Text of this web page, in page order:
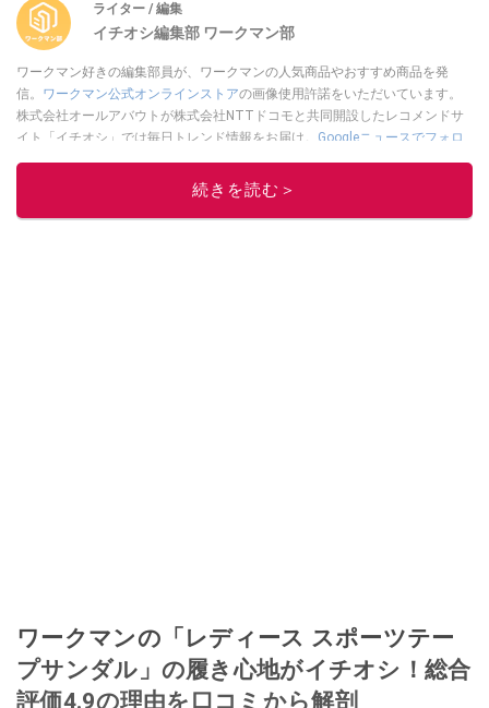
ライター / 編集
イチオシ編集部 ワークマン部
ワークマン好きの編集部員が、ワークマンの人気商品やおすすめ商品を発
信。 ワークマン公式オンラインストアの画像使用許諾をいただいています。
株式会社オールアバウトが株式会社NTTドコモと共同開設したレコメンドサ
イト「イチオシ」では毎日トレンド情報をお届け。 Googleニュースでフォロ
このイチオシストの他の記事を読む
続きを読む＞
ワークマンの「レディース スポーツテー
プサンダル」の履き心地がイチオシ！総合
評価4.9の理由を口コミから解剖